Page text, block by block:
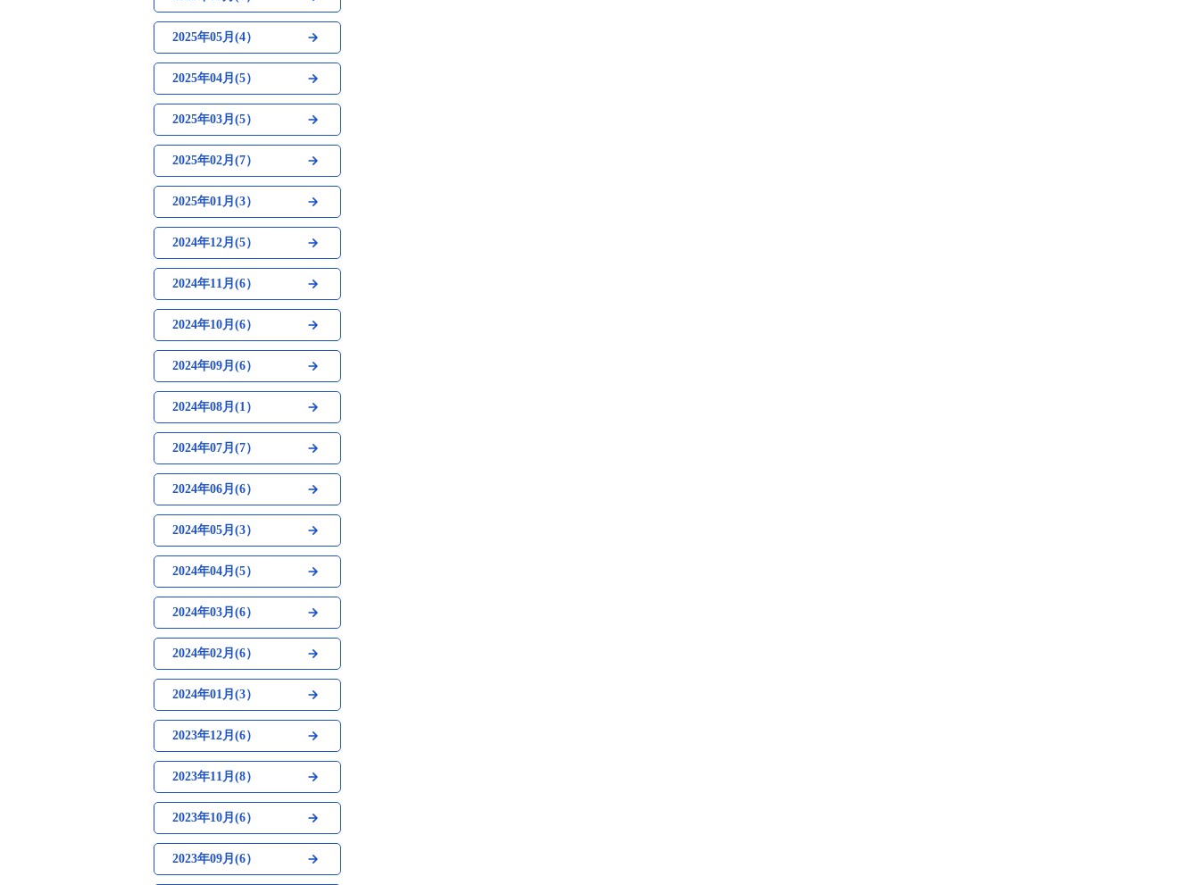
2025年05月(4）
2025年04月(5）
2025年03月(5）
2025年02月(7）
2025年01月(3）
2024年12月(5）
2024年11月(6）
2024年10月(6）
2024年09月(6）
2024年08月(1）
2024年07月(7）
2024年06月(6）
2024年05月(3）
2024年04月(5）
2024年03月(6）
2024年02月(6）
2024年01月(3）
2023年12月(6）
2023年11月(8）
2023年10月(6）
2023年09月(6）